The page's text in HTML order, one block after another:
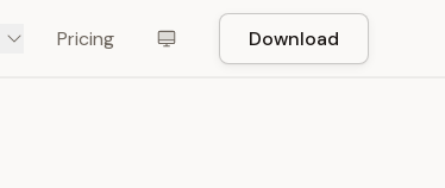
Pricing Download